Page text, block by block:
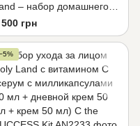
– набор домашнего
за зрелой кожей
30 мл + дневной
50 мл + ночной крем
мл)
грн